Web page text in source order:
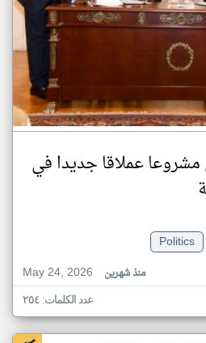
عملاقا جديدا في
Politics
May 24, 2026
منذ شهرين
عدد الكلمات: ٢٥٤